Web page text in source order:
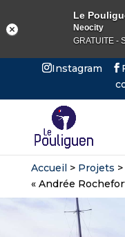
Instagram
Accueil> Projets >
« Andrée
Le
Neocity
GRATUITE -